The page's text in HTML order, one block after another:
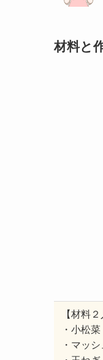
材料と
【材料
・小松
・マッ